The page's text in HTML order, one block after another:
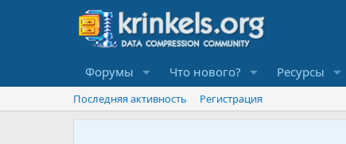
Форумы Что нового? Ресурсы
Последняя активность Регистрация